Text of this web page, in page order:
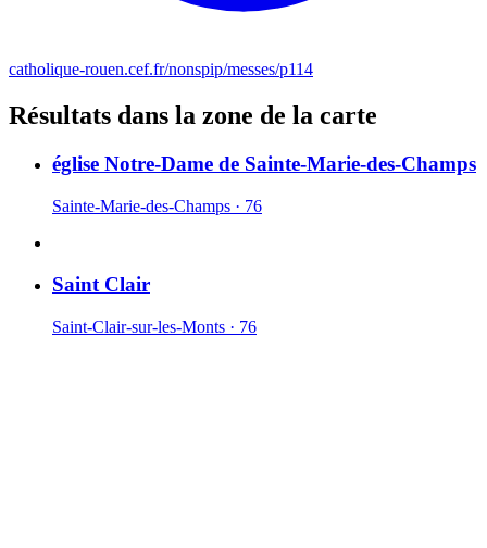
catholique-rouen.cef.fr/nonspip/messes/p114
Résultats dans la zone de la carte
église Notre-Dame de Sainte-Marie-des-Champs
Sainte-Marie-des-Champs · 76
Saint Clair
Saint-Clair-sur-les-Monts · 76